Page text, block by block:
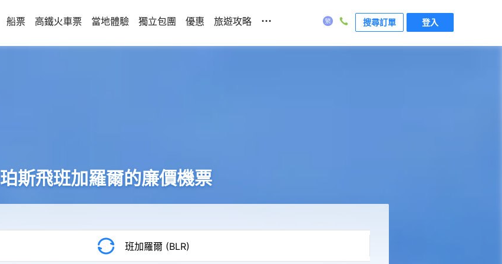
船票 高鐵火車票 當地體驗 獨立包團 優惠 旅遊攻略 ... 搜尋訂單 登入
珀斯飛班加羅爾的廉價機票